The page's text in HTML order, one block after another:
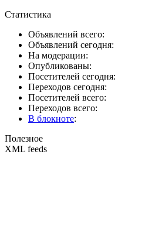
Статистика
Объявлений всего:
Объявлений сегодня:
На модерации:
Опубликованы:
Посетителей сегодня:
Переходов сегодня:
Посетителей всего:
Переходов всего:
В блокноте:
Полезное
XML feeds